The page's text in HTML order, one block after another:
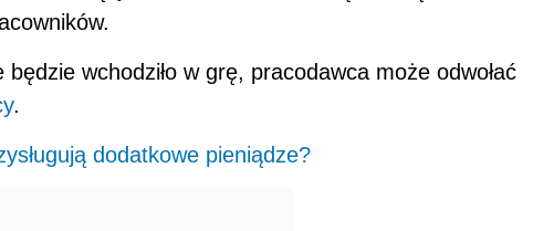
wchodziło w grę, pracodawca może odwołać
.
dodatkowe pieniądze?